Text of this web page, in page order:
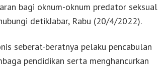
bagi oknum-oknum predator seksual
detikJabar, Rabu (20/4/2022).
seberat-beratnya pelaku pencabulan
pendidikan serta menghancurkan